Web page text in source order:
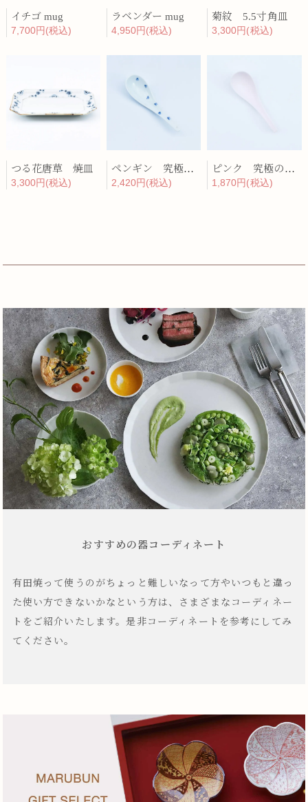
イチゴ mug
7,700円(税込)
ラベンダー mug
4,950円(税込)
菊紋 5.5寸角皿
3,300円(税込)
つる花唐草 焼皿
3,300円(税込)
ペンギン 究極のレンゲ
2,420円(税込)
ピンク 究極のレンゲ
1,870円(税込)
おすすめの器コーディネート
有田焼って使うのがちょっと難しいなって方やいつもと違っ
た使い方できないかなという方は、さまざまなコーディネー
トをご紹介いたします。是非コーディネートを参考にしてみ
てください。